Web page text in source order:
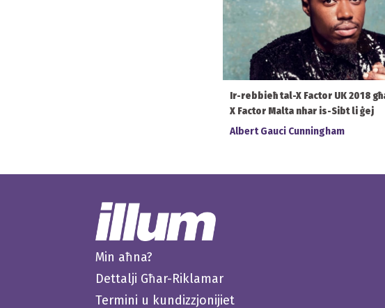
Ir-rebbieħ tal-X Factor UK 2018
X Factor Malta nhar is-Sibt li ġej
Albert Gauci Cunningham
Min aħna?
Dettalji Għar-Riklamar
Termini u kundizzjonijiet